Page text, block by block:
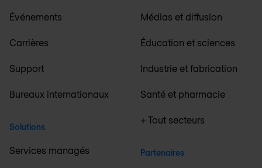
Événements
Carrières
Support
Bureaux internationaux
Solutions
Services managés
Médias et diffusion
Éducation et sciences
Industrie et fabrication
Santé et pharmacie
+ Tout secteurs
Partenaires